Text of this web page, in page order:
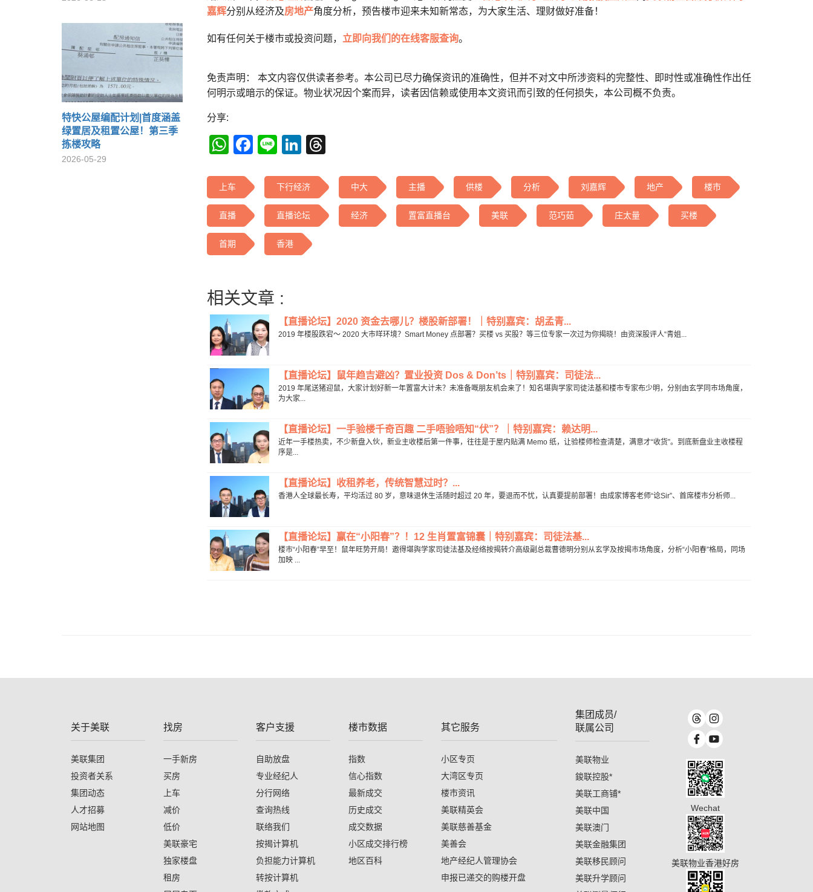
特快公屋编配计划|首度涵盖
绿置居及租置公屋！第三季
拣楼攻略
2026-05-29
嘉辉分别从经济及房地产角度分析，预告楼巿迎来未知新常态，为大家生活、理财做好准备！
如有任何关于楼市或投资问题， 立即向我们的在线客服查询。
免责声明： 本文内容仅供读者参考。本公司已尽力确保资讯的准确性，但并不对文中所涉资料的完整性、即时性或准确性作出任
何明示或暗示的保证。物业状况因个案而异，读者因信赖或使用本文资讯而引致的任何损失，本公司概不负责。
分享:
WhatsApp
Facebook
LineLinkedIn
上车 下行经济 中大 主播 供楼 分析 刘嘉辉 地产 楼市
直播 直播论坛 经济 置富直播台 美联 范巧茹 庄太量 买楼
首期 香港
相关文章 :
【直播论坛】2020 资金去哪儿？楼股新部署！｜特别嘉宾：胡孟青...
2019 年楼股跌宕～ 2020 大巿咩环境？Smart Money 点部署？买楼 vs 买股？等三位专家一次过为你揭晓！由资深股评人“青姐...
【直播论坛】鼠年趋吉避凶？置业投资 Dos & Don’ts｜特别嘉宾：司徒法...
2019 年尾送猪迎鼠，大家计划好新一年置富大计未？未准备嘅朋友机会来了！知名堪舆学家司徒法基和楼市专家布少明，分别由玄学同巿场角度，
为大家...
【直播论坛】一手验楼千奇百趣 二手唔验唔知“伏”？｜特别嘉宾：赖达明...
近年一手楼热卖，不少新盘入伙，新业主收楼后第一件事，往往是于屋内贴满 Memo 纸，让验楼师检查清楚，满意才“收货”。到底新盘业主收楼程
序是...
【直播论坛】收租养老，传统智慧过时？...
香港人全球最长寿，平均活过 80 岁，意味退休生活随时超过 20 年，要退而不忧，认真要提前部署！由成家博客老师“谂Sir”、首席楼市分析师...
【直播论坛】赢在“小阳春”？！12 生肖置富锦囊｜特别嘉宾：司徒法基...
楼巿“小阳春”早至！鼠年旺势开局！邀得堪舆学家司徒法基及经络按揭转介高级副总裁曹德明分别从玄学及按揭巿场角度，分析“小阳春”格局，同场
加映 ...
关于美联
美联集团
投资者关系
集团动态
人才招募
网站地图
找房
一手新房
买房
上车
减价
低价
美联豪宅
独家楼盘
租房
客户支援
自助放盘
专业经纪人
分行网络
查询热线
联络我们
按揭计算机
负担能力计算机
转按计算机
楼市数据
指数
信心指数
最新成交
历史成交
成交数据
小区成交排行榜
地区百科
其它服务
小区专页
大湾区专页
楼市资讯
美联精英会
美联慈善基金
美善会
地产经纪人管理协会
申报已递交的购楼开盘
集团成员/
联属公司
美联物业
鋑联控股*
美联工商铺*
美联中国
美联澳门
美联金融集团
美联移民顾问
美联升学顾问
Wechat
美联物业香港好房